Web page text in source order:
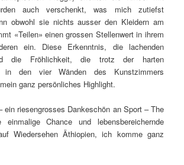
auch verschenkt, was mich zutiefst
obwohl sie nichts ausser den Kleidern am
«Teilen» einen grossen Stellenwert in ihrem
ein. Diese Erkenntnis, die lachenden
die Fröhlichkeit, die trotz der harten
in den vier Wänden des Kunstzimmers
ganz persönliches Highlight.
ein riesengrosses Dankeschön an Sport – The
Chance und lebensbereichernde
Wiedersehen Äthiopien, ich komme ganz